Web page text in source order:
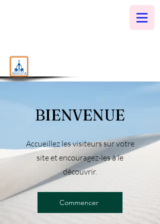
BIENVENUE
Accueillez les visiteurs sur votre
site et encouragez-les à le
découvrir.
Commencer